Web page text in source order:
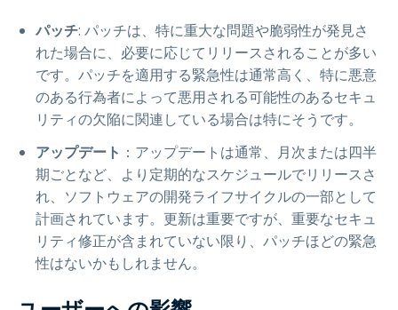
パッチ: パッチは、特に重大な問題や脆弱性が発見さ
れた場合に、必要に応じてリリースされることが多い
です。パッチを適用する緊急性は通常高く、特に悪意
のある行為者によって悪用される可能性のあるセキュ
リティの欠陥に関連している場合は特にそうです。
アップデート ：アップデートは通常、月次または四半
期ごとなど、より定期的なスケジュールでリリースさ
れ、ソフトウェアの開発ライフサイクルの一部として
計画されています。更新は重要ですが、重要なセキュ
リティ修正が含まれていない限り、パッチほどの緊急
性はないかもしれません。